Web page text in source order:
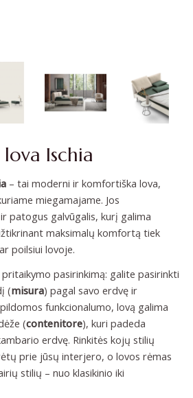
Ischia
– tai moderni ir komfortiška lova,
miegamajame. Jos
patogus galvūgalis, kurį galima
maksimalų komfortą tiek
poilsiui lovoje.
pasirinkimą: galite pasirinkti
(misura) pagal savo erdvę ir
funkcionalumo, lovą galima
(contenitore), kuri padeda
erdvę. Rinkitės kojų stilių
prie jūsų interjero, o lovos rėmas
stilių – nuo klasikinio iki